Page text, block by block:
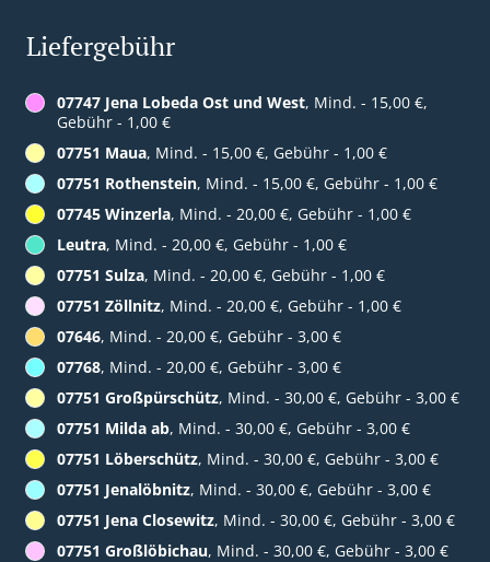
Liefergebühr
07747 Jena Lobeda Ost und West, Mind. - 15,00 €,
Gebühr - 1,00 €
07751 Maua, Mind. - 15,00 €, Gebühr - 1,00 €
07751 Rothenstein, Mind. - 15,00 €, Gebühr - 1,00 €
07745 Winzerla, Mind. - 20,00 €, Gebühr - 1,00 €
Leutra, Mind. - 20,00 €, Gebühr - 1,00 €
07751 Sulza, Mind. - 20,00 €, Gebühr - 1,00 €
07751 Zöllnitz, Mind. - 20,00 €, Gebühr - 1,00 €
07646, Mind. - 20,00 €, Gebühr - 3,00 €
07768, Mind. - 20,00 €, Gebühr - 3,00 €
07751 Großpürschütz, Mind. - 30,00 €, Gebühr - 3,00 €
07751 Milda ab, Mind. - 30,00 €, Gebühr - 3,00 €
07751 Löberschütz, Mind. - 30,00 €, Gebühr - 3,00 €
07751 Jenalöbnitz, Mind. - 30,00 €, Gebühr - 3,00 €
07751 Jena Closewitz, Mind. - 30,00 €, Gebühr - 3,00 €
07751 Großlöbichau, Mind. - 30,00 €, Gebühr - 3,00 €